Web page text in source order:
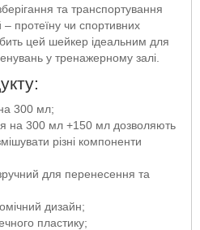
та транспортування
протеїну чи спортивних
цей шейкер ідеальним для
у тренажерному залі.
300 мл;
на 300 мл +150 мл дозволяють
різні компоненти
для перенесення та
дизайн;
пластику;